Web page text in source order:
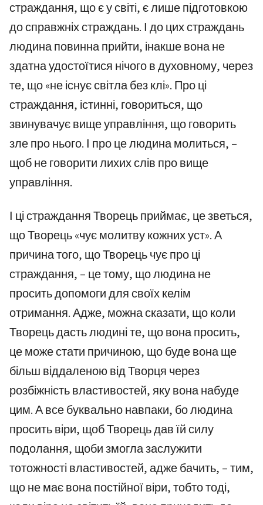
страждання, що є у світі, є лише підготовкою
до справжніх страждань. І до цих страждань
людина повинна прийти, інакше вона не
здатна удостоїтися нічого в духовному, через
те, що «не існує світла без клі». Про ці
страждання, істинні, говориться, що
звинувачує вище управління, що говорить
зле про нього. І про це людина молиться, –
щоб не говорити лихих слів про вище
управління.
І ці страждання Творець приймає, це зветься,
що Творець «чує молитву кожних уст». А
причина того, що Творець чує про ці
страждання, – це тому, що людина не
просить допомоги для своїх келім
отримання. Адже, можна сказати, що коли
Творець дасть людині те, що вона просить,
це може стати причиною, що буде вона ще
більш віддаленою від Творця через
розбіжність властивостей, яку вона набуде
цим. А все буквально навпаки, бо людина
просить віри, щоб Творець дав їй силу
подолання, щоби змогла заслужити
тотожності властивостей, адже бачить, – тим,
що не має вона постійної віри, тобто тоді,